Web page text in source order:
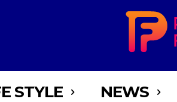
STYLE NEWS